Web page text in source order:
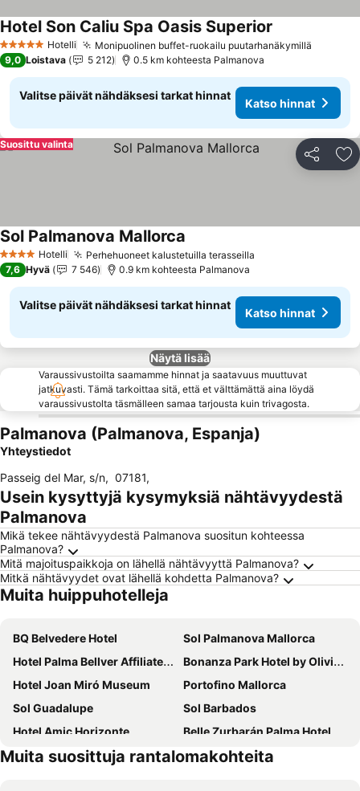
5 Tähtiluokitus
Hotelli Monipuolinen buffet-ruokailu puutarhanäkymillä
Hotel Son Caliu Spa Oasis Superior
9,0 Loistava 5 212 0.5 km kohteesta Palmanova
Valitse päivät nähdäksesi tarkat hinnat
Katso hinnat
Jaa
Suosittu valinta
4 Tähtiluokitus
Hotelli Perhehuoneet kalustetuilla terasseilla
Sol Palmanova Mallorca
7,6 Hyvä 7 546 0.9 km kohteesta Palmanova
Valitse päivät nähdäksesi tarkat hinnat
Katso hinnat
Näytä lisää
Varaussivustoilta saamamme hinnat ja saatavuus muuttuvat
jatkuvasti. Tämä tarkoittaa sitä, että et välttämättä aina löydä
varaussivustolta täsmälleen samaa tarjousta kuin trivagosta.
Palmanova (Palmanova, Espanja)
Yhteystiedot
Passeig del Mar, s/n, 07181,
Usein kysyttyjä kysymyksiä nähtävyydestä
Palmanova
Mikä tekee nähtävyydestä Palmanova suositun kohteessa
Palmanova?
Mitä majoituspaikkoja on lähellä nähtävyyttä Palmanova?
Mitkä nähtävyydet ovat lähellä kohdetta Palmanova?
Muita huippuhotelleja
BQ Belvedere Hotel
Sol Palmanova Mallorca
Hotel Palma Bellver Affiliated by Meliá
Bonanza Park Hotel by Olivia Hotels Collection
Hotel Joan Miró Museum
Portofino Mallorca
Sol Guadalupe
Sol Barbados
Hotel Amic Horizonte
Belle Zurbarán Palma Hotel
BQ Apolo Hotel
Hotel Ilusion Calma & Spa
Muita suosittuja rantalomakohteita